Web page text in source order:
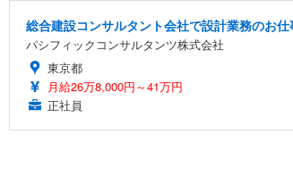
総合建設コンサルタント会社で設計業務のお
パシフィックコンサルタンツ株式会社
東京都
月給26万8,000円～41万円
正社員